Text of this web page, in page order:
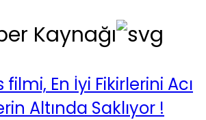
Kaynağı
En İyi Fikirlerini Acı
Altında Saklıyor !